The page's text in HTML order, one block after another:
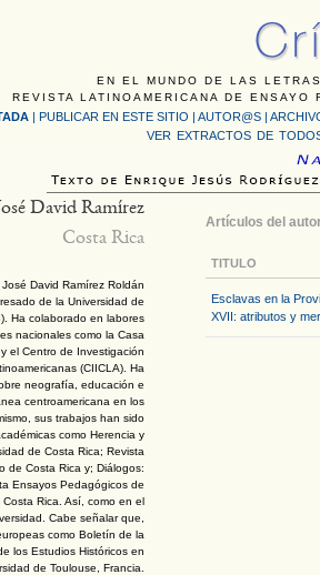
EN EL MUNDO DE LAS
REVISTA LATINOAMERICANA DE
| PUBLICAR EN ESTE SITIO | AUTOR@S |
VER EXTRACTOS DE
David Ramírez
Costa Rica
José David Ramírez Roldán
de la Universidad de
Ha colaborado en labores
nacionales como la Casa
el Centro de Investigación
(CIICLA). Ha
neografía, educación e
centroamericana en los
sus trabajos han sido
como Herencia y
de Costa Rica; Revista
de Costa Rica y; Diálogos:
Ensayos Pedagógicos de
Rica. Así, como en el
Cabe señalar que,
como Boletín de la
los Estudios Históricos en
de Toulouse, Francia.
Artículos del
TITULO
Esclavas en la
XVII: atributos y